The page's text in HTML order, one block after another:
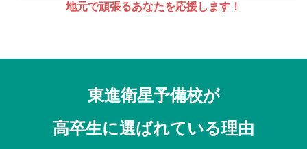
地元で頑張るあなたを応援します！
東進衛星予備校が
高卒生に選ばれている理由